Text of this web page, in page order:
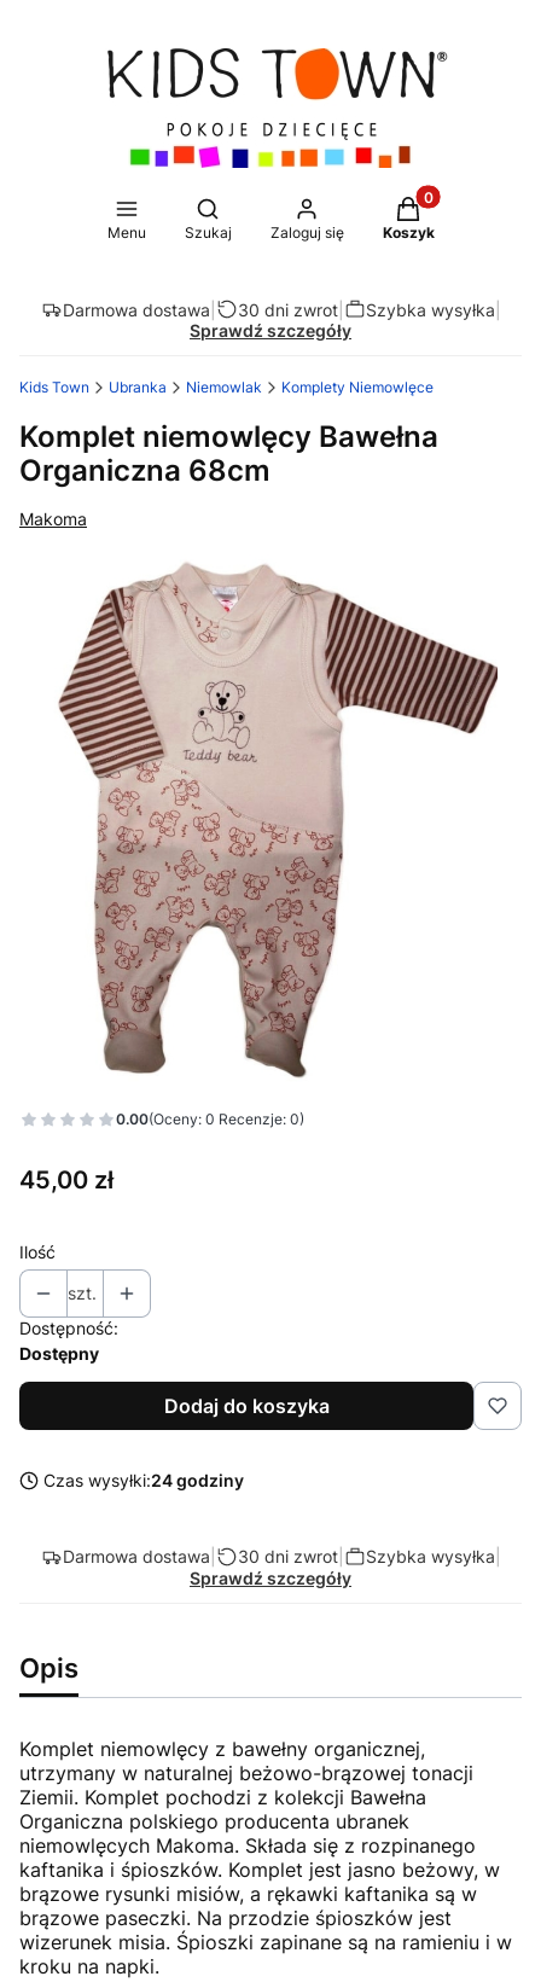
Menu
Otwórz wyszukiwarkę
Szukaj Zaloguj się
Produkty w
Koszyk
Darmowa dostawa 30 dni zwrot| Szybka wysyłka
Sprawdź szczegóły
Kids Town Ubranka Niemowlak Komplety Niemowlęce
Komplet niemowlęcy Bawełna
Organiczna 68cm
Makoma
0.00(Oceny: 0 Recenzje: 0)
Cena
45,00 zł
Ilość
szt.
Dostępność:
Dostępny
Dodaj do koszyka
Czas wysyłki:24 godziny
Darmowa dostawa 30 dni zwrot| Szybka wysyłka
Sprawdź szczegóły
Opis
Komplet niemowlęcy z bawełny organicznej,
utrzymany w naturalnej beżowo-brązowej tonacji
Ziemii. Komplet pochodzi z kolekcji Bawełna
Organiczna polskiego producenta ubranek
niemowlęcych Makoma. Składa się z rozpinanego
kaftanika i śpioszków. Komplet jest jasno beżowy, w
brązowe rysunki misiów, a rękawki kaftanika są w
brązowe paseczki. Na przodzie śpioszków jest
wizerunek misia. Śpioszki zapinane są na ramieniu i w
kroku na napki.